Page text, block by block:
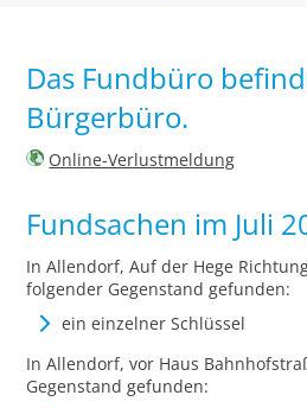
Das Fundbüro
Bürgerbüro.
Online-Verlustmeldung
Fundsachen im Juli
In Allendorf, Auf der Hege
folgender Gegenstand gefunden:
ein einzelner Schlüssel
In Allendorf, vor Haus
Gegenstand gefunden: